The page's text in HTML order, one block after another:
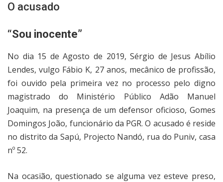
O acusado
“Sou inocente”
No dia 15 de Agosto de 2019, Sérgio de Jesus Abílio
Lendes, vulgo Fábio K, 27 anos, mecânico de profissão,
foi ouvido pela primeira vez no processo pelo digno
magistrado do Ministério Público Adão Manuel
Joaquim, na presença de um defensor oficioso, Gomes
Domingos João, funcionário da PGR. O acusado é reside
no distrito da Sapú, Projecto Nandó, rua do Puniv, casa
nº 52.
Na ocasião, questionado se alguma vez esteve preso,